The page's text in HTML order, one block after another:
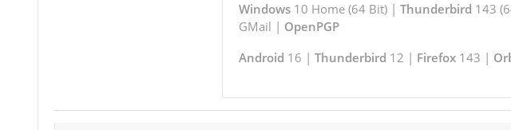
Windows10 Home (64 Bit) | Thunderbird 143
GMail | OpenPGP
Android 16 | Thunderbird 12 | Firefox143 |